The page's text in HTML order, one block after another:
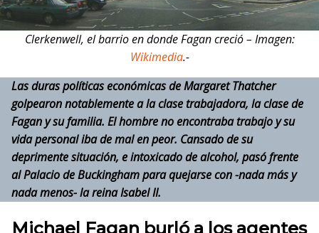
Clerkenwell, el barrio en donde Fagan creció – Imagen:
Wikimedia.-
Las duras políticas económicas de Margaret Thatcher
golpearon notablemente a la clase trabajadora, la clase de
Fagan y su familia. El hombre no encontraba trabajo y su
vida personal iba de mal en peor. Cansado de su
deprimente situación, e intoxicado de alcohol, pasó frente
al Palacio de Buckingham para quejarse con -nada más y
nada menos- la reina Isabel II.
Michael Fagan burló a los agentes